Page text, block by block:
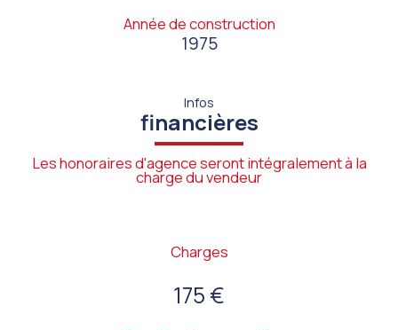
Année de construction
1975
Infos
financières
Les honoraires d'agence seront intégralement à la
charge du vendeur
Charges
175 €